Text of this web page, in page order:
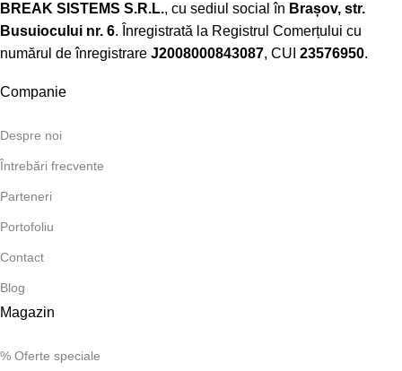
BREAK SISTEMS S.R.L., cu sediul social în Brașov, str.
Busuiocului nr. 6. Înregistrată la Registrul Comerțului cu
numărul de înregistrare J2008000843087, CUI 23576950.​
Companie
Despre noi
Întrebări frecvente
Parteneri
Portofoliu
Contact
Blog
Magazin
% Oferte speciale